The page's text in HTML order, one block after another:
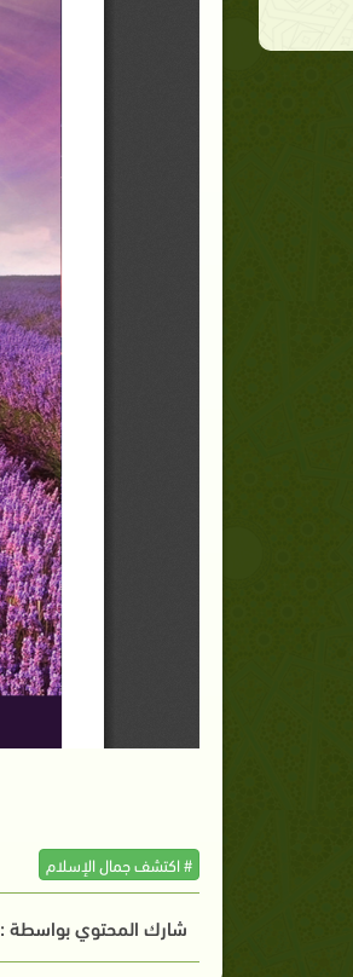
# اكتشف جمال الإسلام
شارك المحتوي بواسطة :